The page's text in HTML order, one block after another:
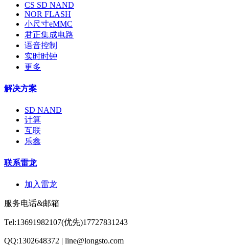
CS SD NAND
NOR FLASH
小尺寸eMMC
君正集成电路
语音控制
实时时钟
更多
解决方案
SD NAND
计算
互联
乐鑫
联系雷龙
加入雷龙
服务电话&邮箱
Tel:13691982107(优先)17727831243
QQ:1302648372 | line@longsto.com